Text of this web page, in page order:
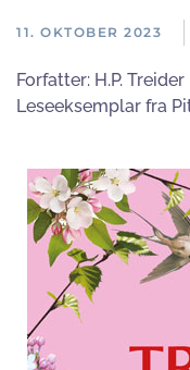
11. OKTOBER 2023
Forfatter: H.P. Treider
Leseeksemplar fra